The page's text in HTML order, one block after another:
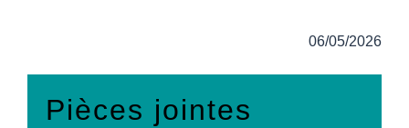
06/05/2026
Pièces jointes